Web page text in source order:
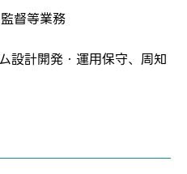
る
チラ
督等業務
設計開発・運用保守、周知